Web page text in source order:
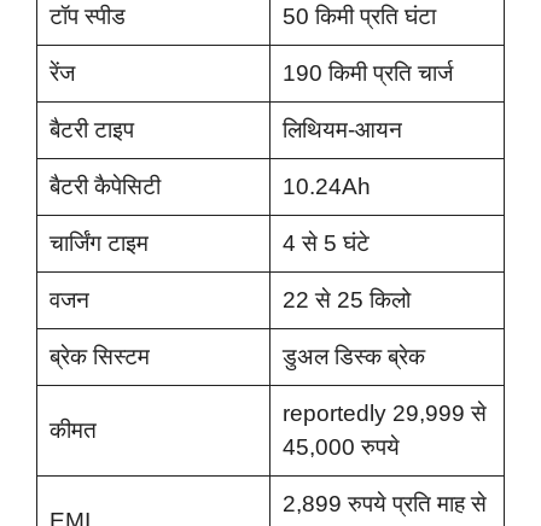
टॉप स्पीड 50 किमी प्रति घंटा
रेंज 190 किमी प्रति चार्ज
बैटरी टाइप लिथियम-आयन
बैटरी कैपेसिटी 10.24Ah
चार्जिंग टाइम 4 से 5 घंटे
वजन 22 से 25 किलो
ब्रेक सिस्टम डुअल डिस्क ब्रेक
कीमत
reportedly 29,999 से
45,000 रुपये
EMI
2,899 रुपये प्रति माह से